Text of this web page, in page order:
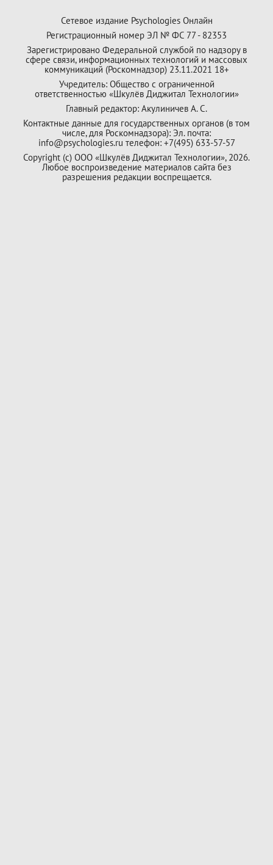
Сетевое издание Psychologies Онлайн
Регистрационный номер ЭЛ № ФС 77 - 82353
Зарегистрировано Федеральной службой по надзору в
сфере связи, информационных технологий и массовых
коммуникаций (Роскомнадзор) 23.11.2021 18+
Учредитель: Общество с ограниченной
ответственностью «Шкулёв Диджитал Технологии»
Главный редактор: Акулиничев А. С.
Контактные данные для государственных органов (в том
числе, для Роскомнадзора): Эл. почта:
info@psychologies.ru телефон: +7(495) 633-57-57
Copyright (с) ООО «Шкулёв Диджитал Технологии», 2026.
Любое воспроизведение материалов сайта без
разрешения редакции воспрещается.